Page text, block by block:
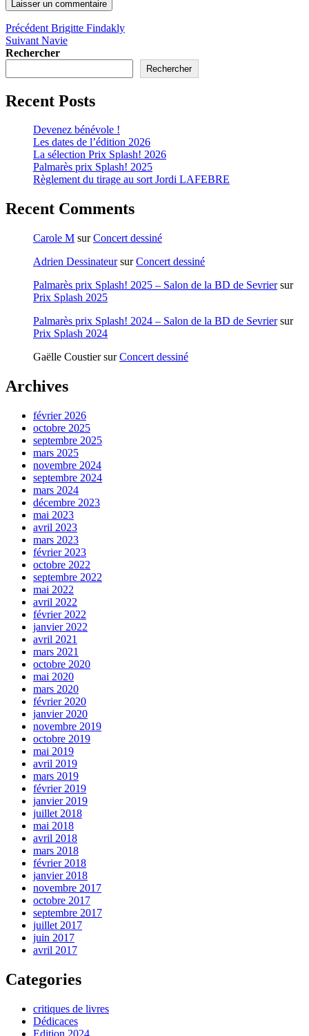
Précédent Brigitte Findakly
Suivant Navie
Rechercher
Rechercher
Recent Posts
Devenez bénévole !
Les dates de l’édition 2026
La sélection Prix Splash! 2026
Palmarès prix Splash! 2025
Règlement du tirage au sort Jordi LAFEBRE
Recent Comments
Carole M surConcert dessiné
Adrien DessinateursurConcert dessiné
Palmarès prix Splash! 2025 – Salon de la BD de Sevriersur
Prix Splash 2025
Palmarès prix Splash! 2024 – Salon de la BD de Sevriersur
Prix Splash 2024
Gaëlle CoustiersurConcert dessiné
Archives
février 2026
octobre 2025
septembre 2025
mars 2025
novembre 2024
septembre 2024
mars 2024
décembre 2023
mai 2023
avril 2023
mars 2023
février 2023
octobre 2022
septembre 2022
mai 2022
avril 2022
février 2022
janvier 2022
avril 2021
mars 2021
octobre 2020
mai 2020
mars 2020
février 2020
janvier 2020
novembre 2019
octobre 2019
mai 2019
avril 2019
mars 2019
février 2019
janvier 2019
juillet 2018
mai 2018
avril 2018
mars 2018
février 2018
janvier 2018
novembre 2017
octobre 2017
septembre 2017
juillet 2017
juin 2017
avril 2017
Categories
critiques de livres
Dédicaces
Edition 2024